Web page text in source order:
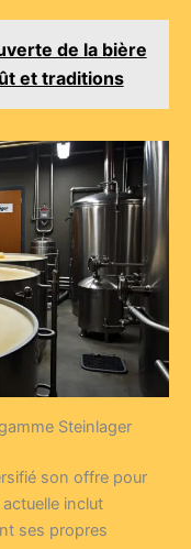
de la bière
et traditions
Steinlager
son offre pour
inclut
ses propres